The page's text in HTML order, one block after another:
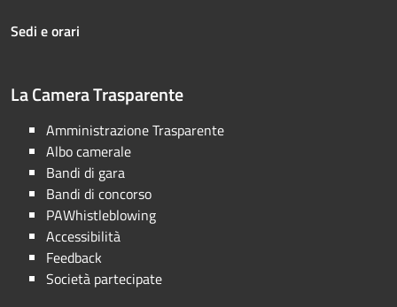
Sedi e orari
La Camera Trasparente
Amministrazione Trasparente
Albo camerale
Bandi di gara
Bandi di concorso
PAWhistleblowing
Accessibilità
Feedback
Società partecipate